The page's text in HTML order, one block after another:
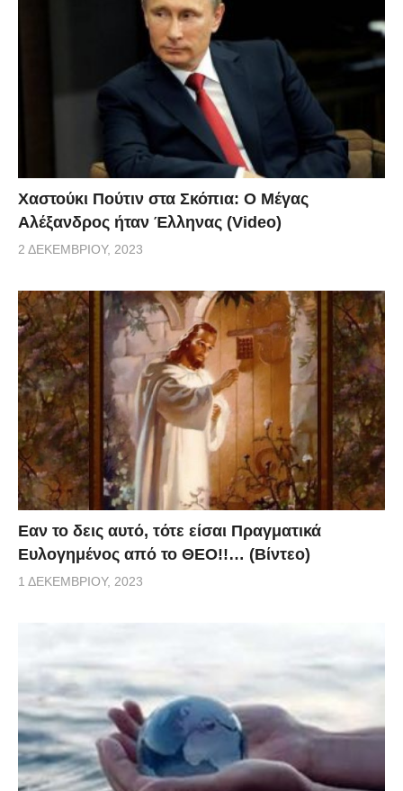
Χαστούκι Πούτιν στα Σκόπια: Ο Μέγας
Αλέξανδρος ήταν Έλληνας (Video)
2 ΔΕΚΕΜΒΡΊΟΥ, 2023
Eαν το δεις αυτό, τότε είσαι Πραγματικά
Ευλογημένος από το ΘΕΟ!!… (Βίντεο)
1 ΔΕΚΕΜΒΡΊΟΥ, 2023